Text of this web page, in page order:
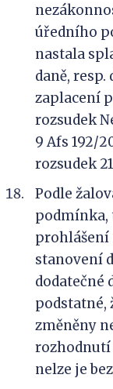
úředního
nastala
daně,
zaplacení
rozsudek
9 Afs 192/
rozsudek
Podle
podmínka,
stanovení
dodatečné
podstatné,
změněny
rozhodnutí
nelze je